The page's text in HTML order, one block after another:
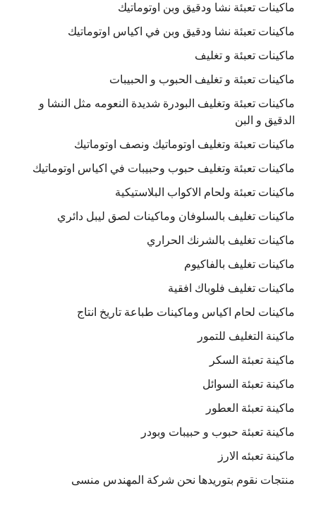
ماكينات تعبئة نشا ودقيق وبن اوتوماتيك
ماكينات تعبئة نشا ودقيق وبن في اكياس اوتوماتيك
ماكينات تعبئة و تغليف
ماكينات تعبئة و تغليف الحبوب و الحبيبات
ماكينات تعبئة وتغليف البودرة شديدة النعومه مثل النشا و
الدقيق و البن
ماكينات تعبئة وتغليف اوتوماتيك ونصف اوتوماتيك
ماكينات تعبئة وتغليف حبوب وحبيبات في اكياس اوتوماتيك
ماكينات تعبئة ولحام الاكواب البلاستيكية
ماكينات تغليف بالسلوفان وماكينات لصق ليبل دائري
ماكينات تغليف بالشرنك الحراري
ماكينات تغليف بالفاكيوم
ماكينات تغليف فلوباك افقية
ماكينات لحام اكياس وماكينات طباعة تاريخ انتاج
ماكينة التغليف للتمور
ماكينة تعبئة السكر
ماكينة تعبئة السوائل
ماكينة تعبئة العطور
ماكينة تعبئة حبوب و حبيبات وبودر
ماكينة تعبئه الارز
منتجات نقوم بتوريدها نحن شركة المهندس منسى